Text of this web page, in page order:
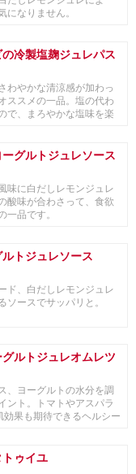
になりません。
冷製塩麹ジュレパス
わやかな清涼感が加わっ
ススメの一品。塩の代わ
で、まろやかな塩味を楽
グルトジュレソース
味に白だしレモンジュレ
酸味が合わさって、食欲
品です。
トジュレソース
ド、白だしレモンジュレ
ースでサッパリと。
ルトジュレオムレツ
、ヨーグルトの水分を調
ント。トマトやアスパラ
果も期待できるヘルシー
ゥイユ